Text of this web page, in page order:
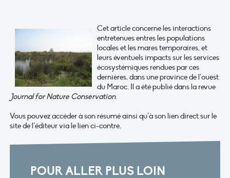
Cet article concerne les interactions
entretenues entres les populations
locales et les mares temporaires, et
leurs éventuels impacts sur les services
écosystémiques rendues par ces
dernières, dans une province de l’ouest
du Maroc. Il a été publié dans la revue
Journal for Nature Conservation.
Vous pouvez accéder à son résumé ainsi qu’à son lien direct sur le
site de l’éditeur via le lien ci-contre.
POUR ALLER PLUS LOIN